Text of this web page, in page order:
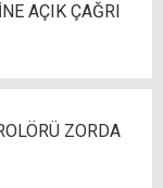
AÇIK ÇAĞRI
ZORDA